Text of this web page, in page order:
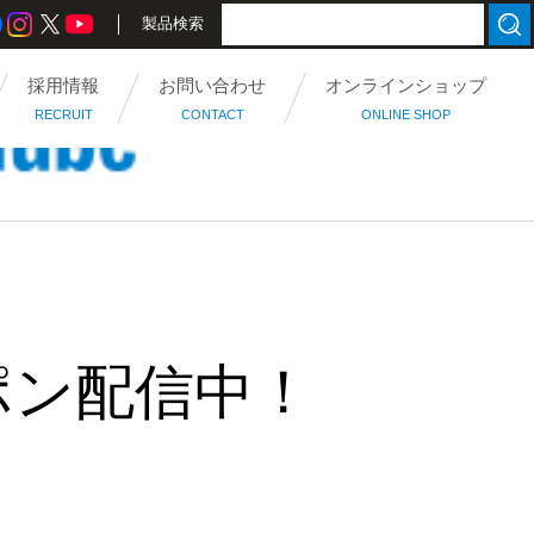
製品検索
採用情報
RECRUIT
お問い合わせ
CONTACT
オンラインショップ
ONLINE SHOP
配信中！